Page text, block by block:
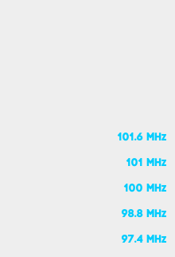
101.6 MHz
101 MHz
100 MHz
98.8 MHz
97.4 MHz